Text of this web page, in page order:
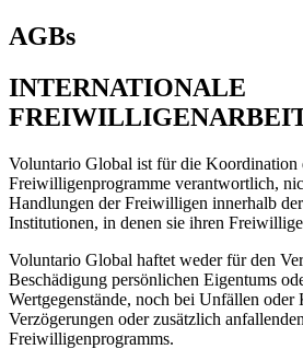
AGBs
INTERNATIONALE
Voluntario Global ist für die Koordination
Freiwilligenprogramme verantwortlich,
Handlungen der Freiwilligen innerhalb
Institutionen, in denen sie ihren
Voluntario Global haftet weder für den
Beschädigung persönlichen Eigentums
Wertgegenstände, noch bei Unfällen oder
Verzögerungen oder zusätzlich
Freiwilligenprogramms.